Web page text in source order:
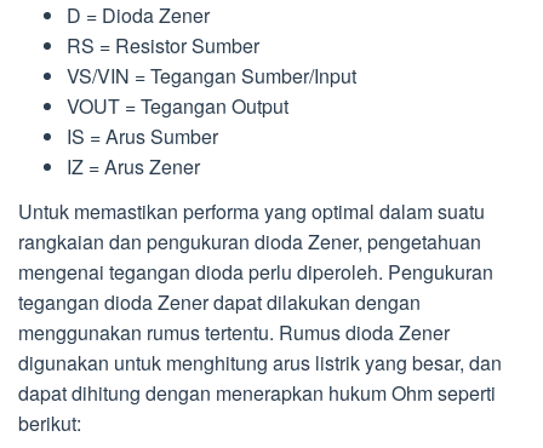
D = Dioda Zener
RS = Resistor Sumber
VS/VIN = Tegangan Sumber/Input
VOUT = Tegangan Output
IS = Arus Sumber
IZ = Arus Zener
Untuk memastikan performa yang optimal dalam suatu
rangkaian dan pengukuran dioda Zener, pengetahuan
mengenai tegangan dioda perlu diperoleh. Pengukuran
tegangan dioda Zener dapat dilakukan dengan
menggunakan rumus tertentu. Rumus dioda Zener
digunakan untuk menghitung arus listrik yang besar, dan
dapat dihitung dengan menerapkan hukum Ohm seperti
berikut: